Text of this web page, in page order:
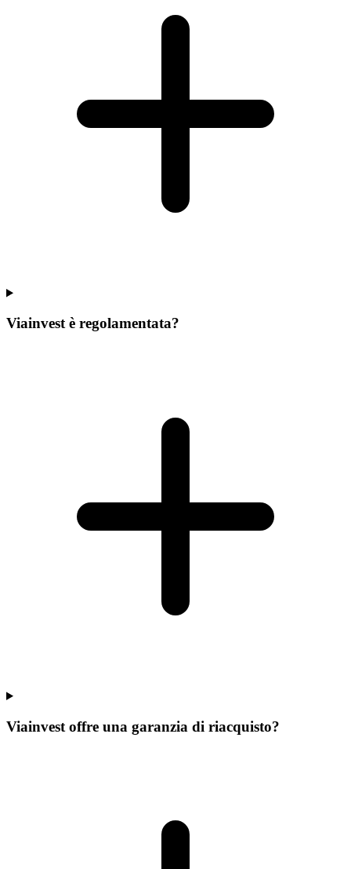
Viainvest è regolamentata?
Viainvest offre una garanzia di riacquisto?